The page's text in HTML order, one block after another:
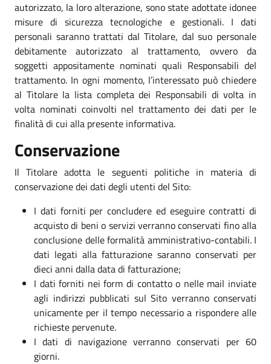
autorizzato, la loro alterazione, sono state adottate idonee
misure di sicurezza tecnologiche e gestionali. I dati
personali saranno trattati dal Titolare, dal suo personale
debitamente autorizzato al trattamento, ovvero da
soggetti appositamente nominati quali Responsabili del
trattamento. In ogni momento, l’interessato può chiedere
al Titolare la lista completa dei Responsabili di volta in
volta nominati coinvolti nel trattamento dei dati per le
finalità di cui alla presente informativa.
Conservazione
Il Titolare adotta le seguenti politiche in materia di
conservazione dei dati degli utenti del Sito:
I dati forniti per concludere ed eseguire contratti di
acquisto di beni o servizi verranno conservati fino alla
conclusione delle formalità amministrativo-contabili. I
dati legati alla fatturazione saranno conservati per
dieci anni dalla data di fatturazione;
I dati forniti nei form di contatto o nelle mail inviate
agli indirizzi pubblicati sul Sito verranno conservati
unicamente per il tempo necessario a rispondere alle
richieste pervenute.
I dati di navigazione verranno conservati per 60
giorni.